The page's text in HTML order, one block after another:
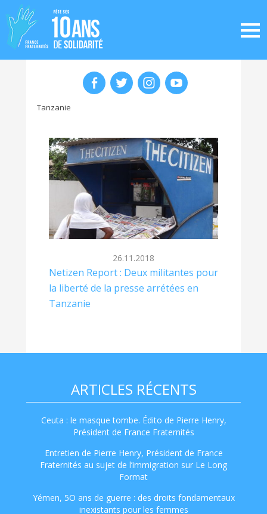
Tanzanie
26.11.2018
Netizen Report : Deux militantes pour
la liberté de la presse arrétées en
Tanzanie
ARTICLES RÉCENTS
Ceuta : le masque tombe. Édito de Pierre Henry,
Président de France Fraternités
Entretien de Pierre Henry, Président de France
Fraternités au sujet de l’immigration sur Le Long
Format
Yémen, 5O ans de guerre : des droits fondamentaux
inexistants pour les femmes